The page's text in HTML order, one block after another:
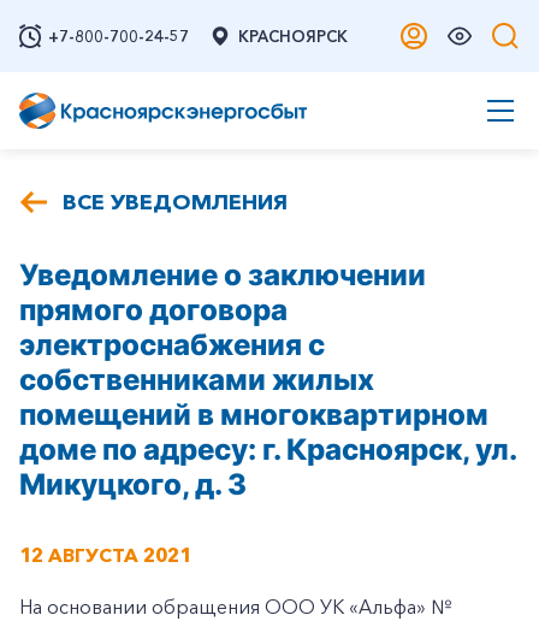
+7-800-700-24-57 КРАСНОЯРСК
ВСЕ УВЕДОМЛЕНИЯ
Уведомление о заключении
прямого договора
электроснабжения с
собственниками жилых
помещений в многоквартирном
доме по адресу: г. Красноярск, ул.
Микуцкого, д. 3
12 АВГУСТА 2021
На основании обращения ООО УК «Альфа» №